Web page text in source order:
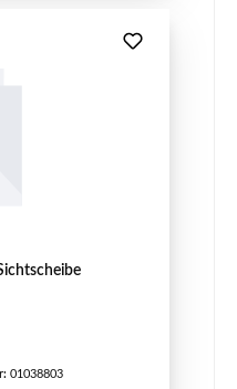
01038803